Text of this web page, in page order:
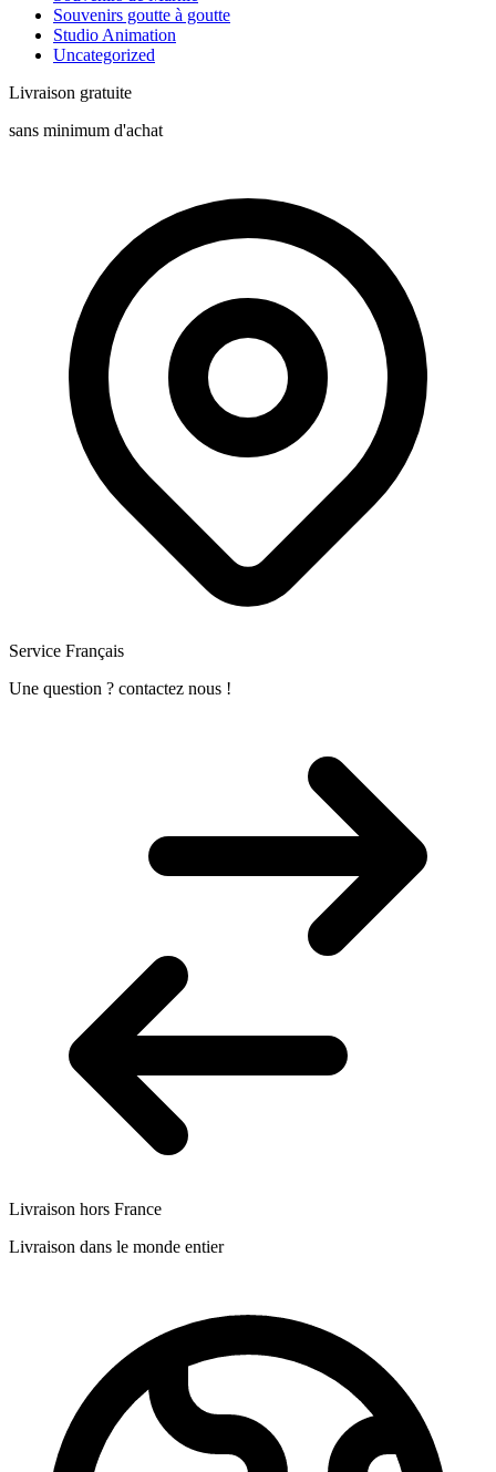
Souvenirs goutte à goutte
Studio Animation
Uncategorized
Livraison gratuite
sans minimum d'achat
Service Français
Une question ? contactez nous !
Livraison hors France
Livraison dans le monde entier